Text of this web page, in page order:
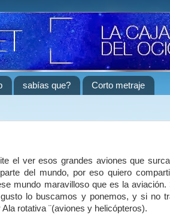
sabías que? Corto metraje
el ver esos grandes aviones que
del mundo, por eso quiero
mundo maravilloso que es la aviación.
lo buscamos y ponemos, y si no
rotativa ¨(aviones y helicópteros).